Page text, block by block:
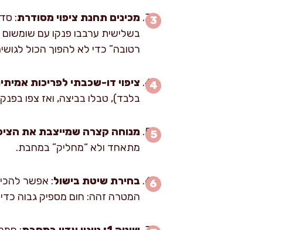
מכינים תחנת ציפוי מסודרת
בשלישית ערבבו פנקו עם
רטובה” כדי לא להפוך הכול
ציפוי דו-שכבתי לפריכות
בלבד), טבלו בביצה, ואז צפו
מנוחה קצרה שמייצבת את
מתאחד ולא “מחליק” במחבת.
בחירת שיטת בישול: אפשר
המטרה זהה: חום מספיק גבוה